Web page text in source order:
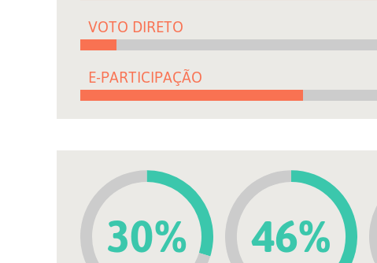
VOTO DIRETO
E-PARTICIPAÇÃO
30% 46%